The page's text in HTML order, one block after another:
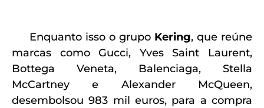
Enquanto isso o grupo Kering, que reúne
marcas como Gucci, Yves Saint Laurent,
Bottega Veneta, Balenciaga, Stella
McCartney e Alexander McQueen,
desembolsou 983 mil euros, para a compra